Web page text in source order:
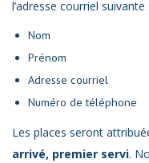
l’adresse courriel suivante :
Nom
Prénom
Adresse courriel
Numéro de téléphone
Les places seront
arrivé, premier servi.